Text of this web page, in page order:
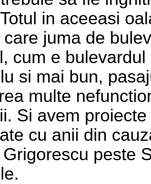
in aceeasi
care juma de
cum e
si mai bun,
multe
Si avem
cu anii din
peste